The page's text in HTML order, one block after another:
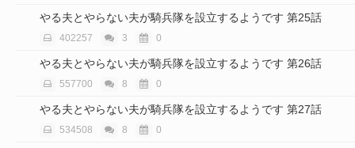
やる夫とやらない夫が騎兵隊を設立するようです 第25話
402257 3 0
やる夫とやらない夫が騎兵隊を設立するようです 第26話
557700 8 0
やる夫とやらない夫が騎兵隊を設立するようです 第27話
534508 8 0